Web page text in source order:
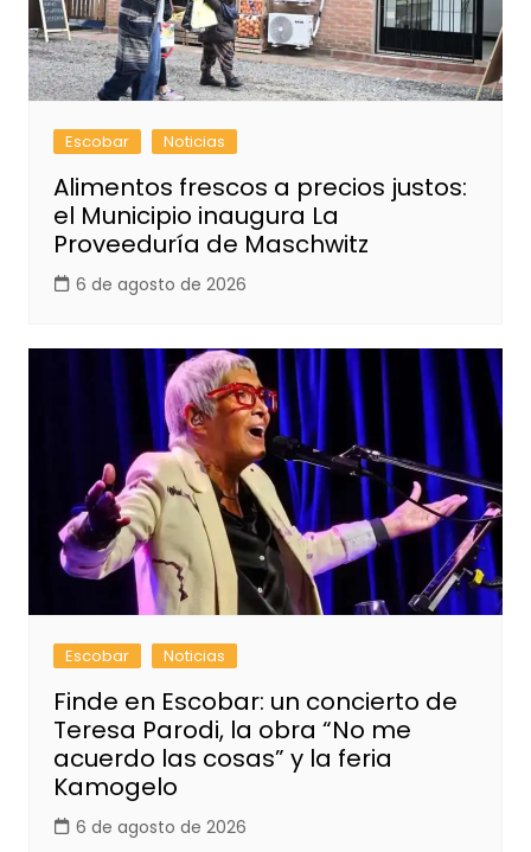
Escobar Noticias
Alimentos frescos a precios justos:
el Municipio inaugura La
Proveeduría de Maschwitz
6 de agosto de 2026
Escobar Noticias
Finde en Escobar: un concierto de
Teresa Parodi, la obra “No me
acuerdo las cosas” y la feria
Kamogelo
6 de agosto de 2026